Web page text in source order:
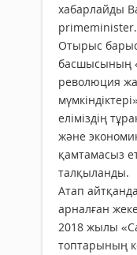
хабарлайды
Отырыс
басшысының
революция
еліміздің
және
қамтамасыз
талқыланды.
Атап
арналған
2018 жылы
топтарының